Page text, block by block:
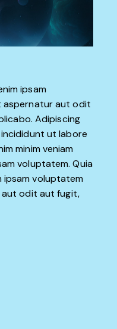
ipsam
aspernatur aut odit
Adipiscing
ut labore
minim veniam
voluptatem. Quia
ipsam voluptatem
odit aut fugit,